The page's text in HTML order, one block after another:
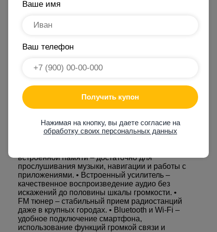
решение для тех, кто ищет сочетание цены и
качества. Это надежное устройство на базе
Android 9 обеспечивает стабильную и быструю
нескольких приложений. Ключевые
особенности: • Операционная система Android
встроенной памяти – достаточно для
прослушивания музыки, навигации и работы с
приложениями. • Встроенный усилитель –
качественное воспроизведение аудио без
искажений до половины шкалы громкости. •
FM тюнер – стабильный прием радиостанций
даже в крупных городах. • Bluetooth и Wi-Fi –
удобное подключение смартфона,
использование функций громкой связи и
Ваше имя
Ваш телефон
Получить купон
Нажимая на кнопку, вы даете согласие на
обработку своих персональных данных